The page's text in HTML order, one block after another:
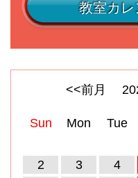
教室カ
<<前月
Sun Mon Tue
2
3 4